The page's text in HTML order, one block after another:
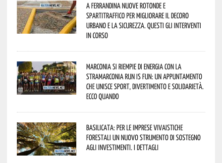
A Ferrandina nuove rotonde e
spartitraffico per migliorare il decoro
urbano e la sicurezza. Questi gli interventi
in corso
Marconia si riempie di energia con la
StraMarconia Run is Fun: un appuntamento
che unisce sport, divertimento e solidarietà.
Ecco quando
Basilicata: per le imprese vivaistiche
forestali un nuovo strumento di sostegno
agli investimenti. I dettagli